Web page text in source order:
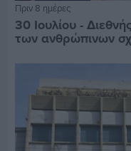
Πριν 8 ημέρες
30 Ιουλίου -
των ανθρώπινων